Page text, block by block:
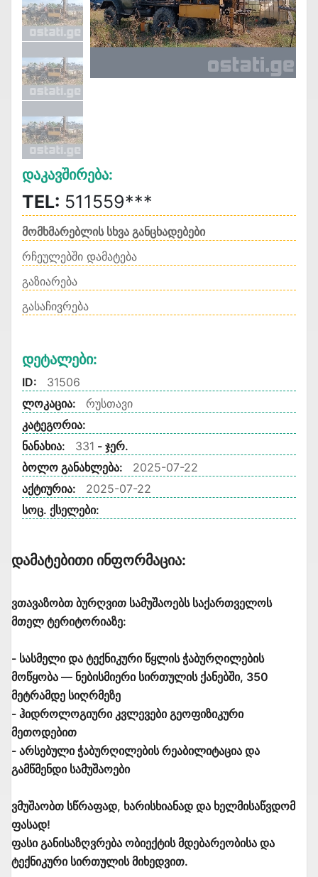
Დაკავშირება:
TEL: 511559***
მომხმარებლის სხვა განცხადებები
რჩეულებში დამატება
გაზიარება
გასაჩივრება
Დეტალები:
ID:
31506
ლოკაცია:
რუსთავი
კატეგორია:
ნანახია:
331 - ჯერ.
ბოლო განახლება:
2025-07-22
აქტიურია:
2025-07-22
სოც. ქსელები:
Დამატებითი Ინფორმაცია:
ვთავაზობთ ბურღვით სამუშაოებს საქართველოს
მთელ ტერიტორიაზე:
- სასმელი და ტექნიკური წყლის ჭაბურღილების
მოწყობა — ნებისმიერი სირთულის ქანებში, 350
მეტრამდე სიღრმეზე
- ჰიდროლოგიური კვლევები გეოფიზიკური
მეთოდებით
- არსებული ჭაბურღილების რეაბილიტაცია და
გამწმენდი სამუშაოები
ვმუშაობთ სწრაფად, ხარისხიანად და ხელმისაწვდომ
ფასად!
ფასი განისაზღვრება ობიექტის მდებარეობისა და
ტექნიკური სირთულის მიხედვით.